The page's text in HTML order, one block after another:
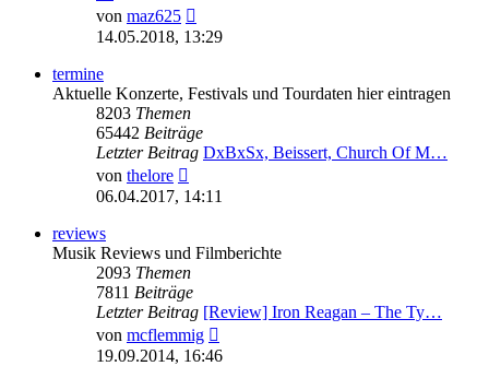
von maz625
Beitrag
14.05.2018, 13:29
termine
Aktuelle Konzerte, Festivals und Tourdaten hier eintragen
8203 Themen
65442 Beiträge
Letzter Beitrag DxBxSx, Beissert, Church Of M…
von thelore
Beitrag
06.04.2017, 14:11
reviews
Musik Reviews und Filmberichte
2093 Themen
7811 Beiträge
Letzter Beitrag [Review] Iron Reagan – The Ty…
von mcflemmig
Beitrag
19.09.2014, 16:46